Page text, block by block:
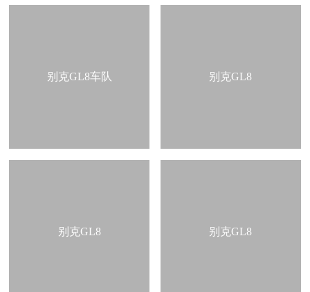
别克GL8车队 别克GL8
别克GL8 别克GL8